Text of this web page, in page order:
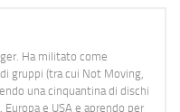
Ha militato come
gruppi (tra cui Not Moving,
una cinquantina di dischi
e USA e aprendo per